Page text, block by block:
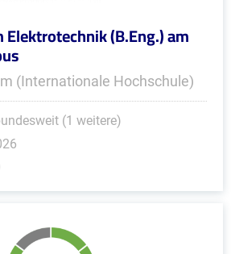
(B.Eng.) am
(Internationale Hochschule)
(1 weitere)